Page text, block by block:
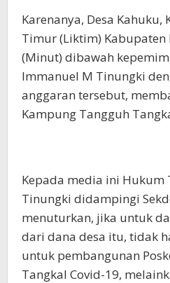
Karenanya, Desa
Timur (Liktim) Kabupaten
(Minut) dibawah
Immanuel M Tinungki
anggaran tersebut,
Kampung Tangguh
Kepada media ini Hukum
Tinungki didampingi
menuturkan, jika untuk
dari dana desa itu, tidak
untuk pembangunan
Tangkal Covid-19,